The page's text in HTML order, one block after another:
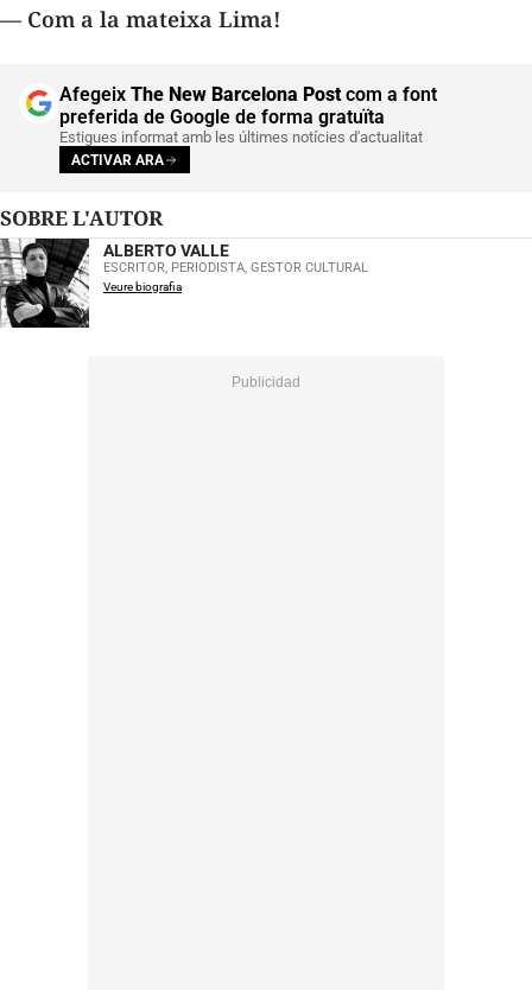
— Com a la mateixa Lima!
Afegeix The New Barcelona Postcom a font
preferida de Google de forma gratuïta
Estigues informat amb les últimes notícies d'actualitat
ACTIVAR ARA
SOBRE L'AUTOR
ALBERTO VALLE
ESCRITOR, PERIODISTA, GESTOR CULTURAL
Veure biografia